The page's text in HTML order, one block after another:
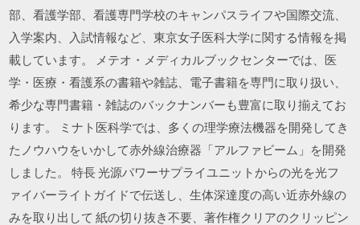
部、看護学部、看護専門学校のキャンパスライフや国際交流、
入学案内、入試情報など、東京女子医科大学に関する情報を掲
載しています。 メテオ・メディカルブックセンターでは、医
学・医療・看護系の書籍や雑誌、電子書籍を専門に取り扱い、
希少な専門書籍・雑誌のバックナンバーも豊富に取り揃えてお
ります。 ミナト医科学では、多くの理学療法機器を開発してき
たノウハウをいかして赤外線治療器「アルファビーム」を開発
しました。 特長 光源パワーサプライユニットからの光を光フ
ァイバーライトガイドで伝送し、生体深達度の高い近赤外線の
みを取り出して 紙の切り抜き不要、著作権クリアのクリッピン